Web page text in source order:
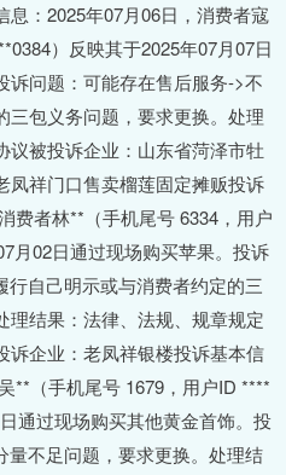
：2025年07月06日，消费者寇
）反映其于2025年07月07日
诉问题：可能存在售后服务->不
三包义务问题，要求更换。处理
议被投诉企业：山东省菏泽市牡
凤祥门口售卖榴莲固定摊贩投诉
费者林**（手机尾号 6334，用户
月02日通过现场购买苹果。投诉
自己明示或与消费者约定的三
理结果：法律、法规、规章规定
诉企业：老凤祥银楼投诉基本信
**（手机尾号 1679，用户ID ****
通过现场购买其他黄金首饰。投
不足问题，要求更换。处理结